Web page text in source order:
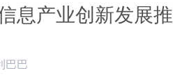
息产业创新发展
巴巴